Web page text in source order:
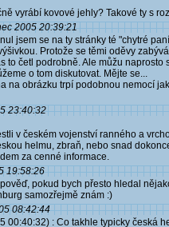
vyrábí kovové jehly? Takové ty s
2005 20:39:21
jsem se na ty stránky té "chytré
Protože se těmi oděvy
to četl podrobně. Ale můžu
o tom diskutovat. Mějte se...
na obrázku trpí podobnou nemocí
23:40:32
v českém vojenství ranného a
helmu, zbraň, nebo snad
za cenné informace.
19:58:26
pokud bych přesto hledal
samozřejmě znám :)
08:42:44
00:40:32) : Co takhle typicky česká